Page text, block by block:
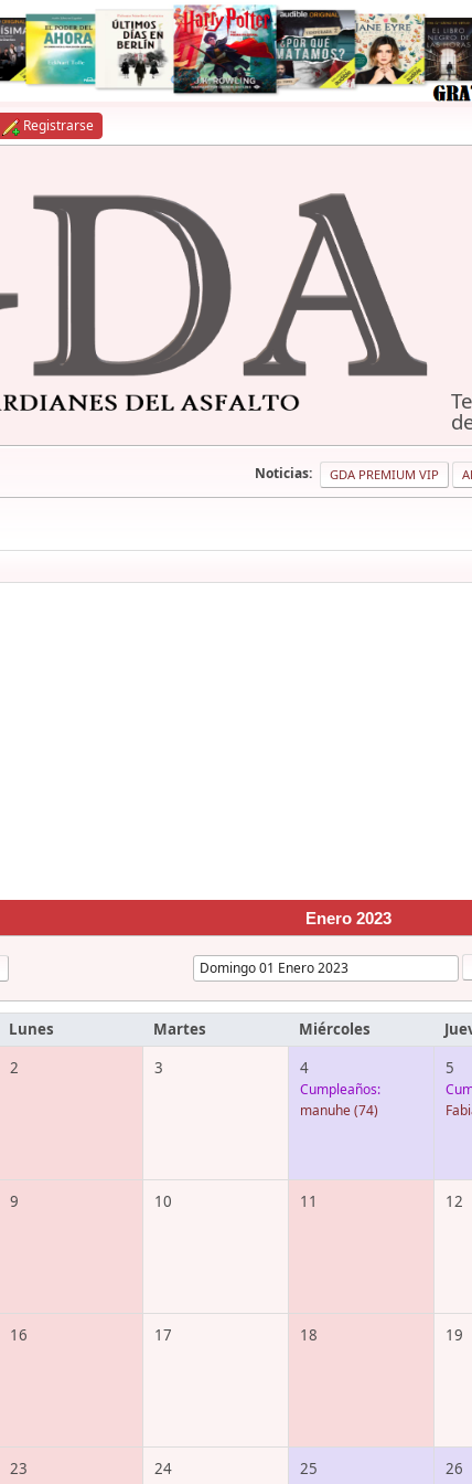
Registrarse
Noticias: GDA PREMIUM VIP
Enero 2023
Lunes Martes Miércoles
2 3 4
Cumpleaños:
manuhe(74)
5
9 10 11 12
16 17 18 19
23 24 25 26